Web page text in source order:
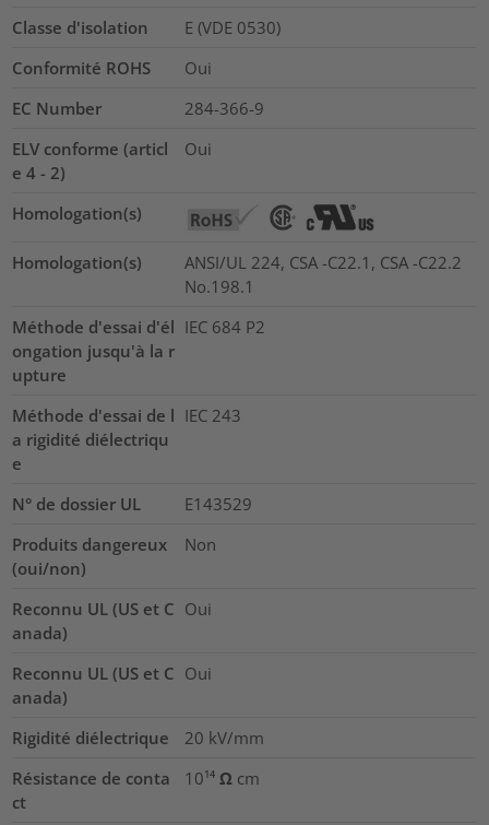
Classe d'isolation
E (VDE 0530)
Conformité ROHS
Oui
EC Number
284-366-9
ELV conforme (articl
e 4 - 2)
Oui
Homologation(s)
Homologation(s)
ANSI/UL 224, CSA -C22.1, CSA -C22.2
No.198.1
Méthode d'essai d'él
ongation jusqu'à la r
upture
IEC 684 P2
Méthode d'essai de l
a rigidité diélectriqu
e
IEC 243
N° de dossier UL
E143529
Produits dangereux
(oui/non)
Non
Reconnu UL (US et C
anada)
Oui
Reconnu UL (US et C
anada)
Oui
Rigidité diélectrique 20 kV/mm
Résistance de conta
ct
10¹⁴ Ω cm